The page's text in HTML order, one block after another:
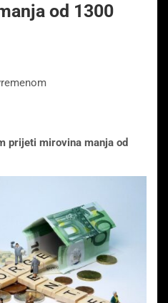
od 1300
prijeti mirovina manja od